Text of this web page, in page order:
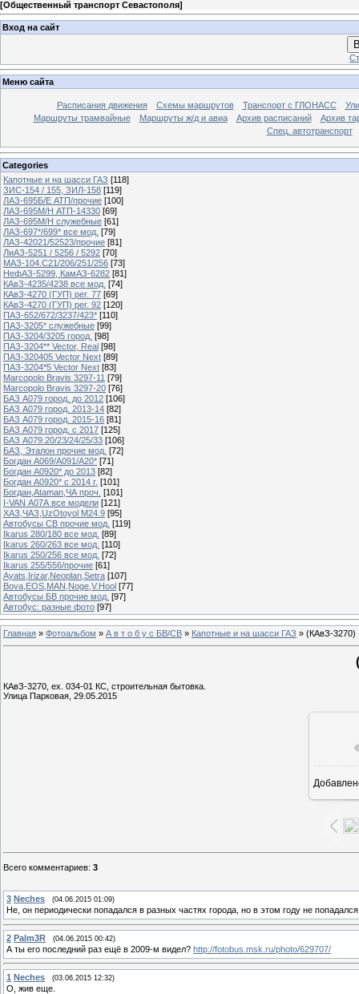
[Общественный транспорт Севастополя]
Вход на сайт
Меню сайта
Расписания движения Схемы маршрутов Транспорт с ГЛОНАСС
Маршруты трамвайные
Маршруты ж/д и авиа Архив расписаний
Архив
Спец. автотранспорт
Categories
Капотные и на шасси ГАЗ [118]
ЗИС-154 / 155, ЗИЛ-158 [119]
ЛАЗ-695Б/Е АТП/прочие [100]
ЛАЗ-695М/Н АТП-14330 [69]
ЛАЗ-695М/Н служебные [61]
ЛАЗ-697*/699* все мод. [79]
ЛАЗ-42021/52523/прочие [81]
ЛиАЗ-5251 / 5256 / 5292 [70]
МАЗ-104.C21/206/251/256 [73]
НефАЗ-5299, КамАЗ-6282 [81]
КАвЗ-4235/4238 все мод. [74]
КАвЗ-4270 (ГУП) рег. 77 [69]
КАвЗ-4270 (ГУП) рег. 92 [120]
ПАЗ-652/672/3237/423* [110]
ПАЗ-3205* служебные [99]
ПАЗ-3204/3205 город. [98]
ПАЗ-3204** Vector, Real [98]
ПАЗ-320405 Vector Next [89]
ПАЗ-3204*5 Vector Next [83]
Marcopolo Bravis 3297-11 [79]
Marcopolo Bravis 3297-20 [76]
БАЗ А079 город. до 2012 [106]
БАЗ А079 город. 2013-14 [82]
БАЗ А079 город. 2015-16 [81]
БАЗ А079 город. с 2017 [125]
БАЗ А079.20/23/24/25/33 [106]
БАЗ, Эталон прочие мод. [72]
Богдан А069/А091/А20* [71]
Богдан А0920* до 2013 [82]
Богдан А0920* с 2014 г. [101]
Богдан,Ataman,ЧА проч. [101]
I-VAN А07А все модели [121]
ХАЗ,ЧАЗ,UzOtoyol M24.9 [95]
Автобусы СВ прочие мод. [119]
Ikarus 280/180 все мод. [89]
Ikarus 260/263 все мод. [110]
Ikarus 250/256 все мод. [72]
Ikarus 255/556/прочие [61]
Ayats,Irizar,Neoplan,Setra [107]
Bova,EOS,MAN,Noge,V.Hool [77]
Автобусы БВ прочие мод. [97]
Автобус: разные фото [97]
Главная » Фотоальбом » А в т о б у с БВ/СВ » Капотные и на шасси ГАЗ » (КАвЗ-3270)
КАвЗ-3270, ех. 034-01 КС, строительная бытовка.
Улица Парковая, 29.05.2015
Всего комментариев: 3
3 Neches (04.06.2015 01:09)
Не, он периодически попадался в разных частях города, но в этом году не
2 Palm3R (04.06.2015 00:42)
А ты его последний раз ещё в 2009-м видел? http://fotobus.msk.ru/photo/629707/
1 Neches (03.06.2015 12:32)
О, жив еще.